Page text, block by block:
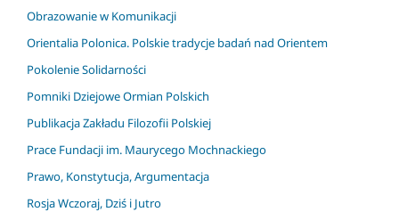
Obrazowanie w Komunikacji
Orientalia Polonica. Polskie tradycje badań nad Orientem
Pokolenie Solidarności
Pomniki Dziejowe Ormian Polskich
Publikacja Zakładu Filozofii Polskiej
Prace Fundacji im. Maurycego Mochnackiego
Prawo, Konstytucja, Argumentacja
Rosja Wczoraj, Dziś i Jutro